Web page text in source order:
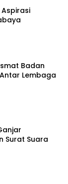
Aspirasi
Badan
Lembaga
Surat Suara